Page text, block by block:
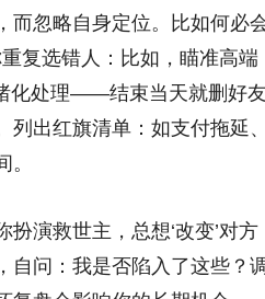
而忽略自身定位。比如何必
复选错人：比如，瞄准高端
化处理——结束当天就删好
列出红旗清单：如支付拖延
演救世主，总想‘改变’对方
自问：我是否陷入了这些？